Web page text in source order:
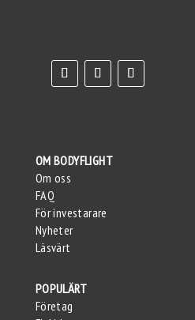
OM BODYFLIGHT
Om oss
FAQ
För investarare
Nyheter
Läsvärt
POPULÄRT
Företag